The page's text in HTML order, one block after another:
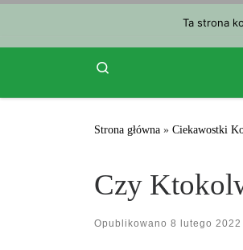
Strona główna » Ciekawostki
Czy
Opublikowano 8 lutego 2022
Ta strona